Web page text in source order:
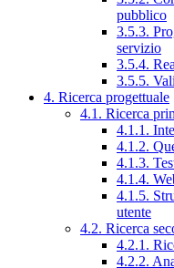
pubblico
3.5.3.
servizio
3.5.4.
3.5.5.
4. Ricerca progettuale
4.1. Ricerca
4.1.1.
4.1.2.
4.1.3.
4.1.4.
4.1.5.
utente
4.2. Ricerca
4.2.1.
4.2.2.